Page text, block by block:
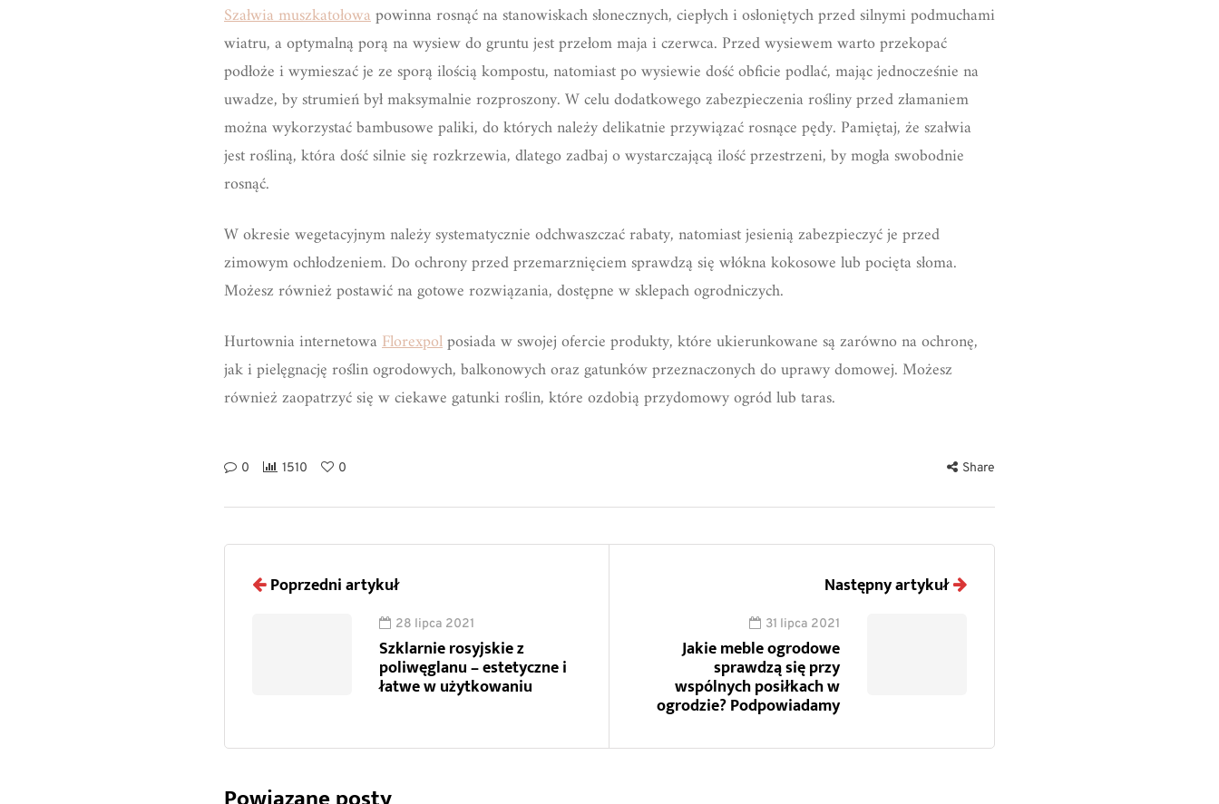
Szałwia muszkatołowapowinna rosnąć na stanowiskach słonecznych, ciepłych i osłoniętych przed silnymi podmuchami
wiatru, a optymalną porą na wysiew do gruntu jest przełom maja i czerwca. Przed wysiewem warto przekopać
podłoże i wymieszać je ze sporą ilością kompostu, natomiast po wysiewie dość obficie podlać, mając jednocześnie na
uwadze, by strumień był maksymalnie rozproszony. W celu dodatkowego zabezpieczenia rośliny przed złamaniem
można wykorzystać bambusowe paliki, do których należy delikatnie przywiązać rosnące pędy. Pamiętaj, że szałwia
jest rośliną, która dość silnie się rozkrzewia, dlatego zadbaj o wystarczającą ilość przestrzeni, by mogła swobodnie
rosnąć.
W okresie wegetacyjnym należy systematycznie odchwaszczać rabaty, natomiast jesienią zabezpieczyć je przed
zimowym ochłodzeniem. Do ochrony przed przemarznięciem sprawdzą się włókna kokosowe lub pocięta słoma.
Możesz również postawić na gotowe rozwiązania, dostępne w sklepach ogrodniczych.
Hurtownia internetowaFlorexpolposiada w swojej ofercie produkty, które ukierunkowane są zarówno na ochronę,
jak i pielęgnację roślin ogrodowych, balkonowych oraz gatunków przeznaczonych do uprawy domowej. Możesz
również zaopatrzyć się w ciekawe gatunki roślin, które ozdobią przydomowy ogród lub taras.
0 1510 0 Share
Poprzedni artykuł
28 lipca 2021
Szklarnie rosyjskie z
poliwęglanu – estetyczne i
łatwe w użytkowaniu
Następny artykuł
31 lipca 2021
Jakie meble ogrodowe
sprawdzą się przy
wspólnych posiłkach w
ogrodzie? Podpowiadamy